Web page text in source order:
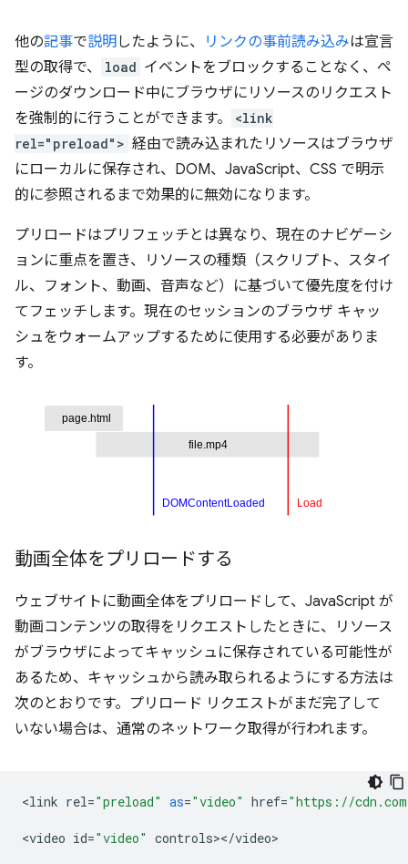
他の記事で説明したように、 リンクの事前読み込みは宣言
型の取得で、
load イベントをブロックすることなく、ペ
ージのダウンロード中にブラウザにリソースのリクエスト
を強制的に行うことができます。
<link
rel="preload"> 経由で読み込まれたリソースはブラウザ
にローカルに保存され、DOM、JavaScript、CSS で明示
的に参照されるまで効果的に無効になります。
プリロードはプリフェッチとは異なり、現在のナビゲーシ
ョンに重点を置き、リソースの種類（スクリプト、スタイ
ル、フォント、動画、音声など）に基づいて優先度を付け
てフェッチします。現在のセッションのブラウザ キャッ
シュをウォームアップするために使用する必要がありま
す。
動画全体をプリロードする
ウェブサイトに動画全体をプリロードして、JavaScript が
動画コンテンツの取得をリクエストしたときに、リソース
がブラウザによってキャッシュに保存されている可能性が
あるため、キャッシュから読み取られるようにする方法は
次のとおりです。プリロード リクエストがまだ完了して
いない場合は、通常のネットワーク取得が行われます。
<link rel="preload" as="video" href="https://
<video id="video" controls></video>